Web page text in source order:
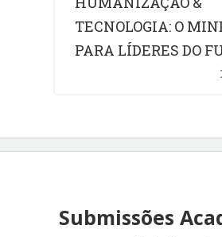
TECNOLOGIA: O
PARA LÍDERES DO
Submissões